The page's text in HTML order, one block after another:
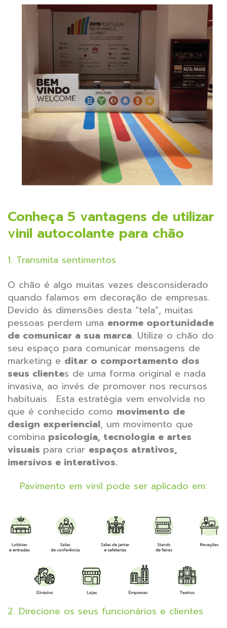
Conheça 5 vantagens de utilizar
vinil autocolante para chão
1. Transmita sentimentos
O chão é algo muitas vezes desconsiderado
quando falamos em decoração de empresas.
Devido às dimensões desta “tela”, muitas
pessoas perdem uma enorme oportunidade
de comunicar a sua marca. Utilize o chão do
seu espaço para comunicar mensagens de
marketing e ditar o comportamento dos
seus clientes de uma forma original e nada
invasiva, ao invés de promover nos recursos
habituais. Esta estratégia vem envolvida no
que é conhecido como movimento de
design experiencial, um movimento que
combina psicologia, tecnologia e artes
visuais para criar espaços atrativos,
imersivos e interativos.
Pavimento em vinil pode ser aplicado em:
2. Direcione os seus funcionários e clientes